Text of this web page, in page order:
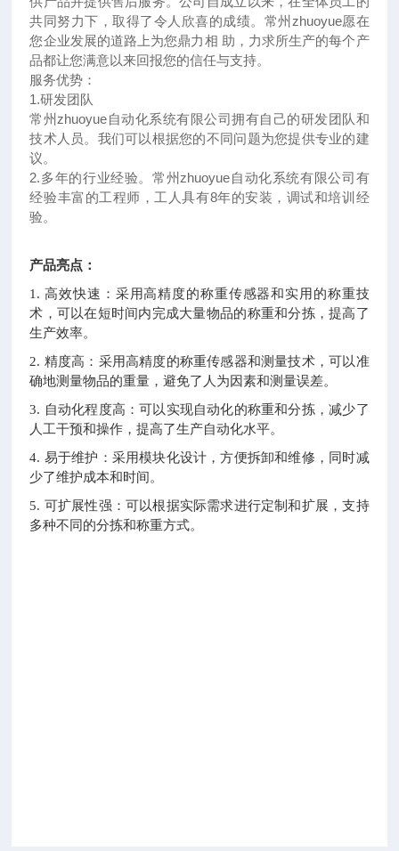
共同努力下，取得了令人欣喜的成绩。常州 zhuoyue愿在
您企业发展的道路上为您鼎力相 助，力求所生产的每个产
品都让您满意以来回报您的信任与支持。
服务优势：
1.研发团队
常州 zhuoyue自动化系统有限公司拥有自己的研发团队和
技术人员。我们可以根据您的不同问题为您提供专业的建
议。
2.多年的行业经验。常州 zhuoyue自动化系统有限公司有
经验丰富的工程师，工人具有8年的安装，调试和培训经
验。
产品亮点：
1. 高效快速：采用高精度的称重传感器和实用的称重技
术，可以在短时间内完成大量物品的称重和分拣，提高了
生产效率。
2. 精度高：采用高精度的称重传感器和测量技术，可以准
确地测量物品的重量，避免了人为因素和测量误差。
3. 自动化程度高：可以实现自动化的称重和分拣，减少了
人工干预和操作，提高了生产自动化水平。
4. 易于维护：采用模块化设计，方便拆卸和维修，同时减
少了维护成本和时间。
5. 可扩展性强：可以根据实际需求进行定制和扩展，支持
多种不同的分拣和称重方式。